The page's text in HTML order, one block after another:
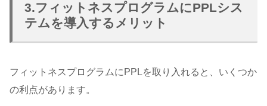
3.フィットネスプログラムにPPLシス
テムを導入するメリット
フィットネスプログラムにPPLを取り入れると、いくつか
の利点があります。